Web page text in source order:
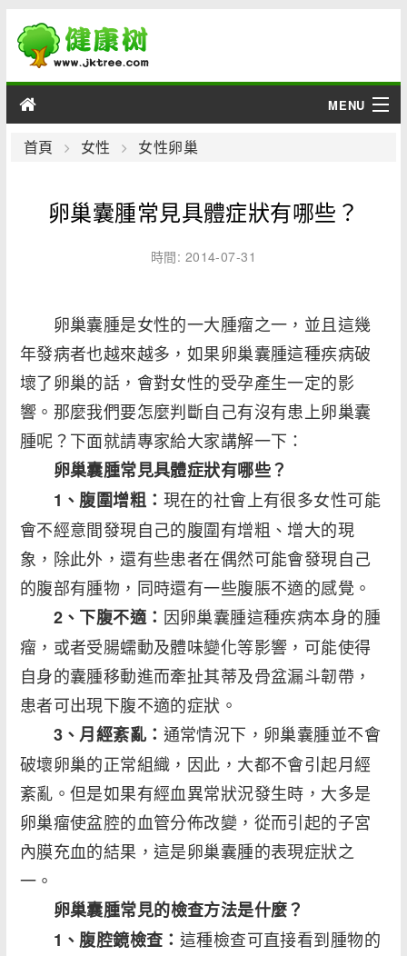
MENU
男性
疾病
首頁 女性 女性卵巢
卵巢囊腫常見具體症狀有哪些？
時間: 2014-07-31
卵巢囊腫是女性的一大腫瘤之一，並且這幾
年發病者也越來越多，如果卵巢囊腫這種疾病破
壞了卵巢的話，會對女性的受孕產生一定的影
響。那麼我們要怎麼判斷自己有沒有患上卵巢囊
腫呢？下面就請專家給大家講解一下：
卵巢囊腫常見具體症狀有哪些？
1、腹圍增粗： 現在的社會上有很多女性可能
會不經意間發現自己的腹圍有增粗、增大的現
象，除此外，還有些患者在偶然可能會發現自己
的腹部有腫物，同時還有一些腹脹不適的感覺。
2、下腹不適： 因卵巢囊腫這種疾病本身的腫
瘤，或者受腸蠕動及體味變化等影響，可能使得
自身的囊腫移動進而牽扯其蒂及骨盆漏斗韌帶，
患者可出現下腹不適的症狀。
3、月經紊亂： 通常情況下，卵巢囊腫並不會
破壞卵巢的正常組織，因此，大都不會引起月經
紊亂。但是如果有經血異常狀況發生時，大多是
卵巢瘤使盆腔的血管分佈改變，從而引起的子宮
內膜充血的結果，這是卵巢囊腫的表現症狀之
一。
卵巢囊腫常見的檢查方法是什麼？
1、腹腔鏡檢查： 這種檢查可直接看到腫物的